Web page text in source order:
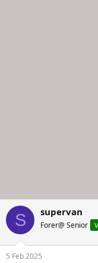
S supervan
Forer@ Senior
5 Feb 2025